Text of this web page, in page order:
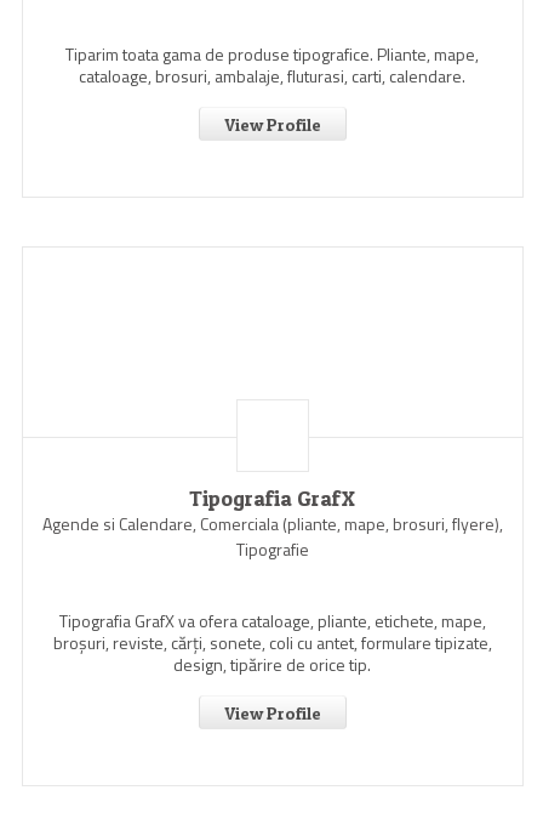
Tiparim toata gama de produse tipografice. Pliante, mape,
cataloage, brosuri, ambalaje, fluturasi, carti, calendare.
View Profile
Tipografia GrafX
Agende si Calendare, Comerciala (pliante, mape, brosuri, flyere),
Tipografie
Tipografia GrafX va ofera cataloage, pliante, etichete, mape,
broşuri, reviste, cărţi, sonete, coli cu antet, formulare tipizate,
design, tipărire de orice tip.
View Profile